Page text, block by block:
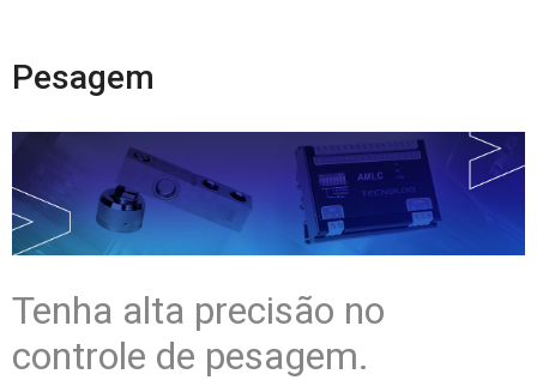
Pesagem
Tenha alta precisão no
controle de pesagem.